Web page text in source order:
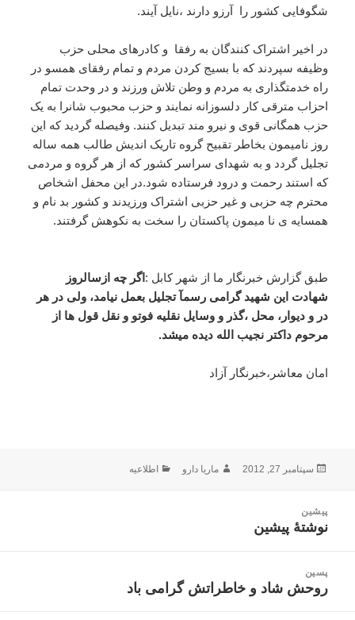
شگوفایی کشور را آرزو دارند ،نایل آیند.
در اخیر اشتراک کنندگان به رفقا و کادرهای محلی حزب
وظیفه سپردند که با بسیج کردن مردم و تمام رفقای همسو در
راه خدمتگذاری به مردم و وطن تلاش ورزند و در وحدت تمام
احزاب مترقی کار دلسوزانه نمایند و حزب محبوب شانرا به یک
حزب همگانی قوی و نیرو مند تبدیل کنند. وفیصله گردید که این
روز نامیمون بخاطر تقبیح گروه تاریک اندیش طالب همه ساله
تجلیل گردد و به شهدای سراسر کشور که از هر گروه و مردمی
که استند رحمت و درود فرستاده شود.در این محفل اشخاص
محترم چه حزبی و غیر حزبی اشتراک ورزیدند و کشور بد نام و
همسایه ی نا میمون پاکستان را سخت به نکوهش گرفتند.
طبق گزارش خبرنگار ما از شهر کابل : اگر چه ازسالروز
شهادت این شهید گرامی رسمآ تجلیل بعمل نیامد، ولی در هر
در و دیوار، محل ،گذر و وسایل نقلیه فوتو و نقل قول ها از
مرحوم داکتر نجیب الله دیده میشد.
امان معاشر،خبرنگار آزاد
ارسال
سپتامبر 27, 2012 نویسنده
ماریا دارو دسته‌ها
اطلاعیه
نوشتهپیشین
نوشته
نوشتهٔ پیشین
پسین
نوشته
روحش شاد و خاطراتش گرامی باد